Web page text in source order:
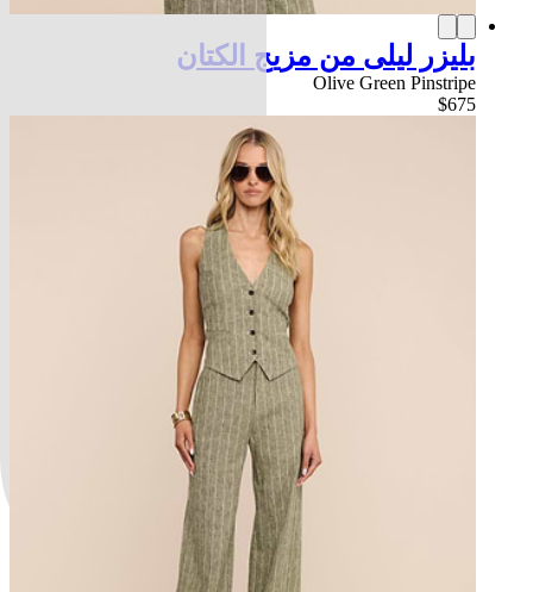
بليزر ليلى من مزيج الكتان
Olive Green Pinstripe
$675